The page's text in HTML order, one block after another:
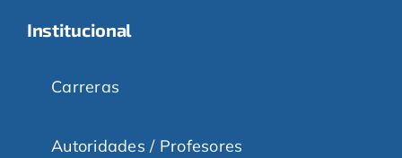
Institucional
Carreras
Autoridades / Profesores